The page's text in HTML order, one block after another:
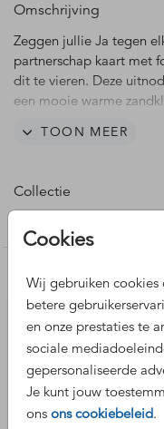
Cookies
Wij gebruiken cookies
betere
en onze prestaties te
sociale
gepersonaliseerde
Je kunt jouw
ons ons cookiebeleid.
Omschrijving
Zeggen jullie Ja tegen
partnerschap kaart met
dit te vieren. Deze
een mooie warme
cijfers met daarvoor in
uitstraling. De foliedruk
TOON MEER
Collectie
Nog meer leuke